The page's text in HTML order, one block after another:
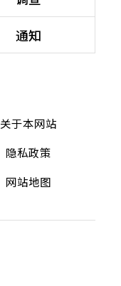
通知
关于本网站
隐私政策
网站地图